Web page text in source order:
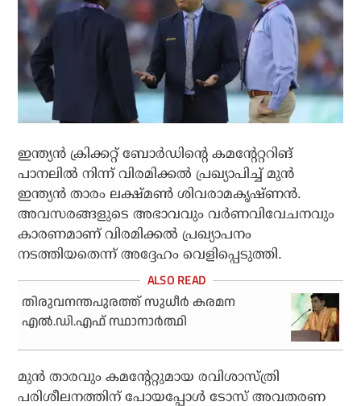
ഇന്ത്യന്‍ ക്രിക്കറ്റ് ബോര്‍ഡിന്റെ കമന്റേറ്ററിങ്
പാനലില്‍ നിന്ന് വിരമിക്കല്‍ പ്രഖ്യാപിച്ച് മുന്‍
ഇന്ത്യന്‍ താരം ലക്ഷ്മണ്‍ ശിവരാമകൃഷ്ണന്‍.
അവസരങ്ങളുടെ അഭാവവും വര്‍ണവിവേചനവും
കാരണമാണ് വിരമിക്കല്‍ പ്രഖ്യാപനം
നടത്തിയതെന്ന് അദ്ദേഹം വെളിപ്പെടുത്തി.
തിരുവനന്തപുരത്ത് സുധീര്‍ കരമന
എല്‍.ഡി.എഫ് സ്ഥാനാര്‍ത്ഥി
മുന്‍ താരവും കമന്റേറ്റുമായ രവിശാസ്ത്രി
പരിശീലനത്തിന് പോയപ്പോള്‍ ടോസ് അവതരണ